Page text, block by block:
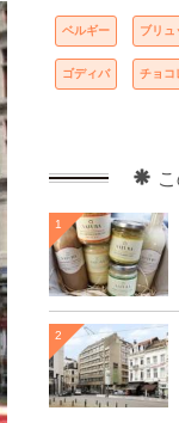
ベルギー ブリュ
ゴディバ チョコ
1
2